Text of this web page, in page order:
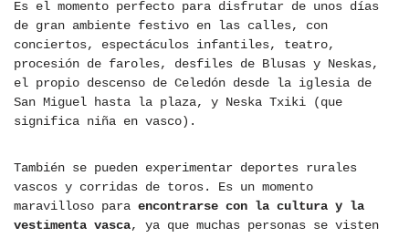
Es el momento perfecto para disfrutar de unos días
de gran ambiente festivo en las calles, con
conciertos, espectáculos infantiles, teatro,
procesión de faroles, desfiles de Blusas y Neskas,
el propio descenso de Celedón desde la iglesia de
San Miguel hasta la plaza, y Neska Txiki (que
significa niña en vasco).
También se pueden experimentar deportes rurales
vascos y corridas de toros. Es un momento
maravilloso para encontrarse con la cultura y la
vestimenta vasca, ya que muchas personas se visten